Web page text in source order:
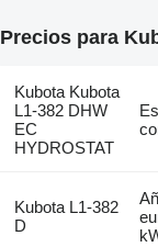
Precios para
Kubota Kubota
L1-382 DHW
EC
HYDROSTAT
Kubota L1-382
D